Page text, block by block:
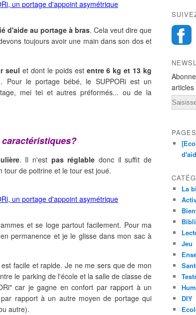
d'aide au portage à bras. Cela veut dire que
toujours avoir une main dans son dos et
seulet dont le poids est entre 6 kg et 13 kg
Pour le portage bébé, le SUPPORi est un
mei tei et autres préformés... ou de la
. Il n'est pas réglabledonc il suffit de
tour de poitrine et le tour est joué.
et se loge partout facilement. Pour ma
permanence et je le glisse dans mon sac à
facile et rapide. Je ne me sers que de mon
le parking de l'école et la salle de classe de
car je gagne en confort par rapport à un
rapport à un autre moyen de portage qui
autre).
articles
Email
PAGES
La
Jeu
DIY